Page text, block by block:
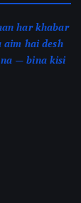
har khabar
aim hai desh
— bina kisi